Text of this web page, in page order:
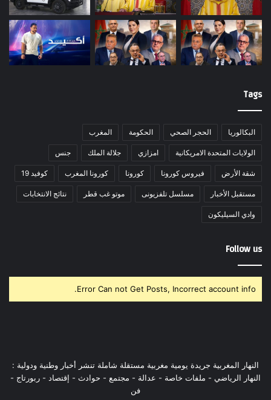
Tags
البكالوريا الحجر الصحي الحكومة المغرب
الولايات المتحدة الامريكانية امزازي جلالة الملك جنس
شقة الأرض فيروس كورونا كورونا كورونا المغرب كوفيد 19
مستقبل الأخبار مسلسل تلفزيونى موتو غب قطر نتائج الانتخابات
وادي السيليكون
Follow us
Error Can not Get Posts, Incorrect account info.
النهار المغربية جريدة يومية مغربية مستقلة شاملة تنشر أخبار وطنية ودولية :
النهار الرياضي - ملفات خاصة - عدالة - مجتمع - حوادث - إقتصاد - ربورتاج -
فن